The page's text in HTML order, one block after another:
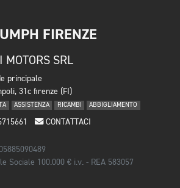
FIRENZE
MOTORS SRL
principale
31c firenze (FI)
ASSISTENZA RICAMBI ABBIGLIAMENTO
CONTATTACI
Sociale 100.000 € i.v. - REA 583057